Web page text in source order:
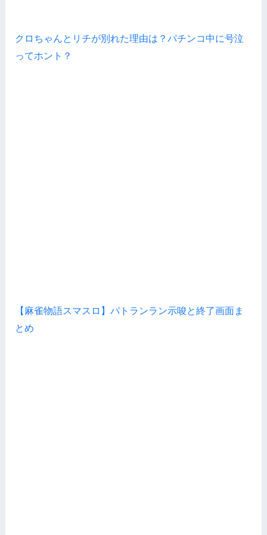
クロちゃんとリチが別れた理由は？パチンコ中に号泣
ってホント？
【麻雀物語スマスロ】パトランラン示唆と終了画面ま
とめ